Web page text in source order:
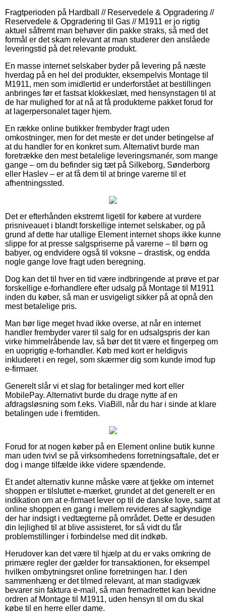
Fragtperioden på Hardball // Reservedele & Opgradering //
Reservedele & Opgradering til Gas // M1911 er jo rigtig
aktuel såfremt man behøver din pakke straks, så med det
formål er det skam relevant at man studerer den anslåede
leveringstid på det relevante produkt.
En masse internet selskaber byder på levering på næste
hverdag på en hel del produkter, eksempelvis Montage til
M1911, men som imidlertid er underforstået at bestillingen
anbringes før et fastsat klokkeslæt, med hensynstagen til at
de har mulighed for at nå at få produkterne pakket forud for
at lagerpersonalet tager hjem.
En række online butikker frembyder fragt uden
omkostninger, men for det meste er det under betingelse af
at du handler for en konkret sum. Alternativt burde man
foretrække den mest betalelige leveringsmanér, som mange
gange – om du befinder sig tæt på Silkeborg, Sønderborg
eller Haslev – er at få dem til at bringe varerne til et
afhentningssted.
Det er efterhånden ekstremt ligetil for købere at vurdere
prisniveauet i blandt forskellige internet selskaber, og på
grund af dette har utallige Element internet shops ikke kunne
slippe for at presse salgspriserne på varerne – til børn og
babyer, og endvidere også til voksne – drastisk, og endda
nogle gange love fragt uden beregning.
Dog kan det til hver en tid være indbringende at prøve et par
forskellige e-forhandlere efter udsalg på Montage til M1911
inden du køber, så man er usvigeligt sikker på at opnå den
mest betalelige pris.
Man bør lige meget hvad ikke overse, at når en internet
handler frembyder varer til salg for en udsalgspris der kan
virke himmelråbende lav, så bør det tit være et fingerpeg om
en uoprigtig e-forhandler. Køb med kort er heldigvis
inkluderet i en regel, som skærmer dig som kunde imod fup
e-firmaer.
Generelt slår vi et slag for betalinger med kort eller
MobilePay. Alternativt burde du drage nytte af en
afdragsløsning som f.eks. ViaBill, når du har i sinde at klare
betalingen ude i fremtiden.
Forud for at nogen køber på en Element online butik kunne
man uden tvivl se på virksomhedens forretningsaftale, det er
dog i mange tilfælde ikke videre spændende.
Et andet alternativ kunne måske være at tjekke om internet
shoppen er tilsluttet e-mærket, grundet at det generelt er en
indikation om at e-firmaet lever op til de danske love, samt at
online shoppen en gang i mellem revideres af sagkyndige
der har indsigt i vedtægterne på området. Dette er desuden
din lejlighed til at blive assisteret, for så vidt du får
problemstillinger i forbindelse med dit indkøb.
Herudover kan det være til hjælp at du er vaks omkring de
primære regler der gælder for transaktionen, for eksempel
hvilken ombytningsret online forretningen har. I den
sammenhæng er det tilmed relevant, at man stadigvæk
bevarer sin faktura e-mail, så man fremadrettet kan bevidne
ordren af Montage til M1911, uden hensyn til om du skal
købe til en herre eller dame.